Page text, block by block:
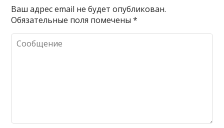
Ваш адрес email не будет опубликован.
Обязательные поля помечены*